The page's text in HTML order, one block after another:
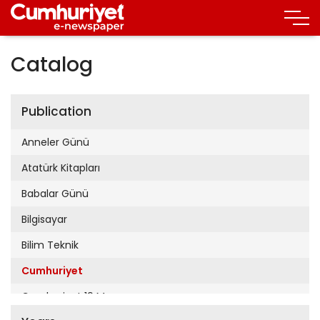
Catalog
Publication
Anneler Günü
Atatürk Kitapları
Babalar Günü
Bilgisayar
Bilim Teknik
Cumhuriyet
Cumhuriyet 19 Mayıs